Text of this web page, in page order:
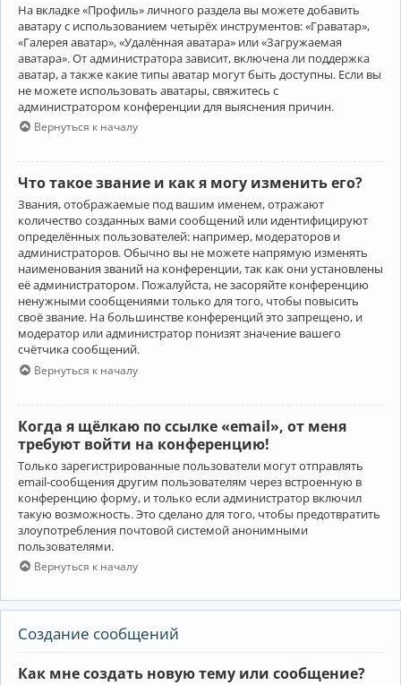
На вкладке «Профиль» личного раздела вы можете добавить
аватару с использованием четырёх инструментов: «Граватар»,
«Галерея аватар», «Удалённая аватара» или «Загружаемая
аватара». От администратора зависит, включена ли поддержка
аватар, а также какие типы аватар могут быть доступны. Если вы
не можете использовать аватары, свяжитесь с
администратором конференции для выяснения причин.
Вернуться к началу
Что такое звание и как я могу изменить его?
Звания, отображаемые под вашим именем, отражают
количество созданных вами сообщений или идентифицируют
определённых пользователей: например, модераторов и
администраторов. Обычно вы не можете напрямую изменять
наименования званий на конференции, так как они установлены
её администратором. Пожалуйста, не засоряйте конференцию
ненужными сообщениями только для того, чтобы повысить
своё звание. На большинстве конференций это запрещено, и
модератор или администратор понизят значение вашего
счётчика сообщений.
Вернуться к началу
Когда я щёлкаю по ссылке «email», от меня
требуют войти на конференцию!
Только зарегистрированные пользователи могут отправлять
email-сообщения другим пользователям через встроенную в
конференцию форму, и только если администратор включил
такую возможность. Это сделано для того, чтобы предотвратить
злоупотребления почтовой системой анонимными
пользователями.
Вернуться к началу
Создание сообщений
Как мне создать новую тему или сообщение?